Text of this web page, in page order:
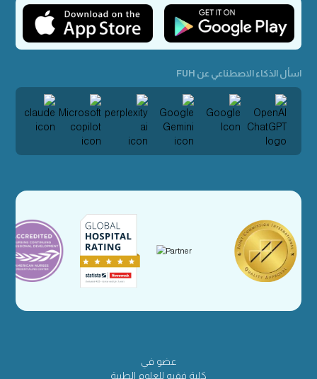
اسأل الذكاء الاصطناعي عن FUH
عضو في
كلية فقيه للعلوم الطبية